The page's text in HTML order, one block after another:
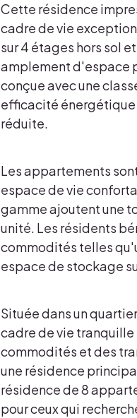
Cette résidence
cadre de vie
sur 4 étages hors sol
amplement d'espace
conçue avec une
efficacité
réduite.
Les appartements
espace de vie
gamme ajoutent une
unité. Les résidents
commodités telles
espace de stockage
Située dans un
cadre de vie
commodités et des
une résidence
résidence de 8
pour ceux qui